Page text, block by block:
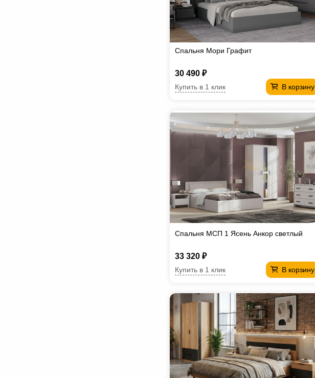
Спальня Мори Графит
30 490 ₽
В корзину
Купить в 1 клик
Спальня МСП 1 Ясень Анкор светлый
33 320 ₽
В корзину
Купить в 1 клик